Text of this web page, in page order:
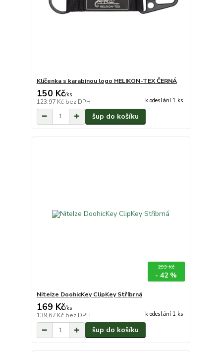
Klíčenka s karabinou logo HELIKON-TEX ČERNÁ
150 Kč/ks
123,97 Kč bez DPH k odeslání 1 ks
šup do košíku
293 Kč
- 42 %
NiteIze DoohicKey ClipKey Stříbrná
169 Kč/ks
139,67 Kč bez DPH k odeslání 1 ks
šup do košíku